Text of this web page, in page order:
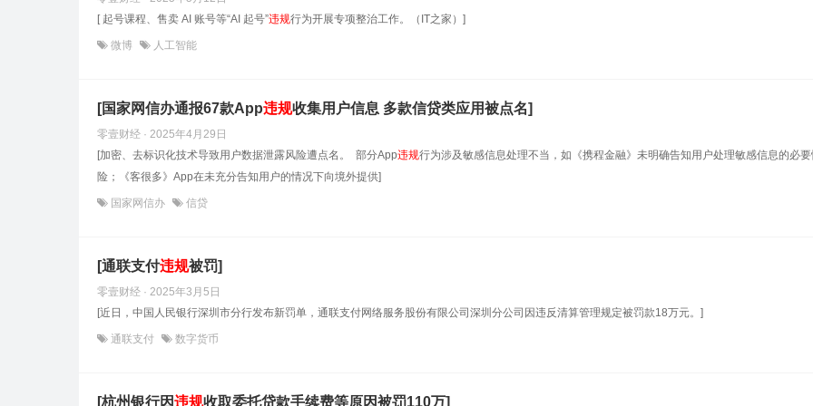
[ 起号课程、售卖 AI 账号等“AI 起号”违规行为开展专项整治工作。（IT之家）]
微博 人工智能
[国家网信办通报67款App违规收集用户信息 多款信贷类应用被点名]
零壹财经 · 2025年4月29日
[加密、去标识化技术导致用户数据泄露风险遭点名。 部分App违规行为涉及敏感信息处理不当，如《携程金融》未明确告知用户处理敏感信息的必
险；《客很多》App在未充分告知用户的情况下向境外提供]
国家网信办 信贷
[通联支付违规被罚]
零壹财经 · 2025年3月5日
[近日，中国人民银行深圳市分行发布新罚单，通联支付网络服务股份有限公司深圳分公司因违反清算管理规定被罚款18万元。]
通联支付 数字货币
[杭州银行因违规收取委托贷款手续费等原因被罚110万]